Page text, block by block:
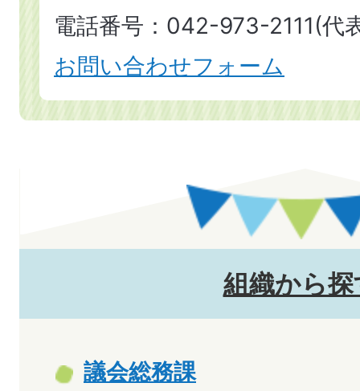
電話番号：042-973-2111(代
お問い合わせフォーム
組織から探
議会総務課